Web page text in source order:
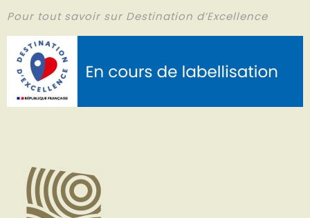
Pour tout savoir sur Destination d’Excellence